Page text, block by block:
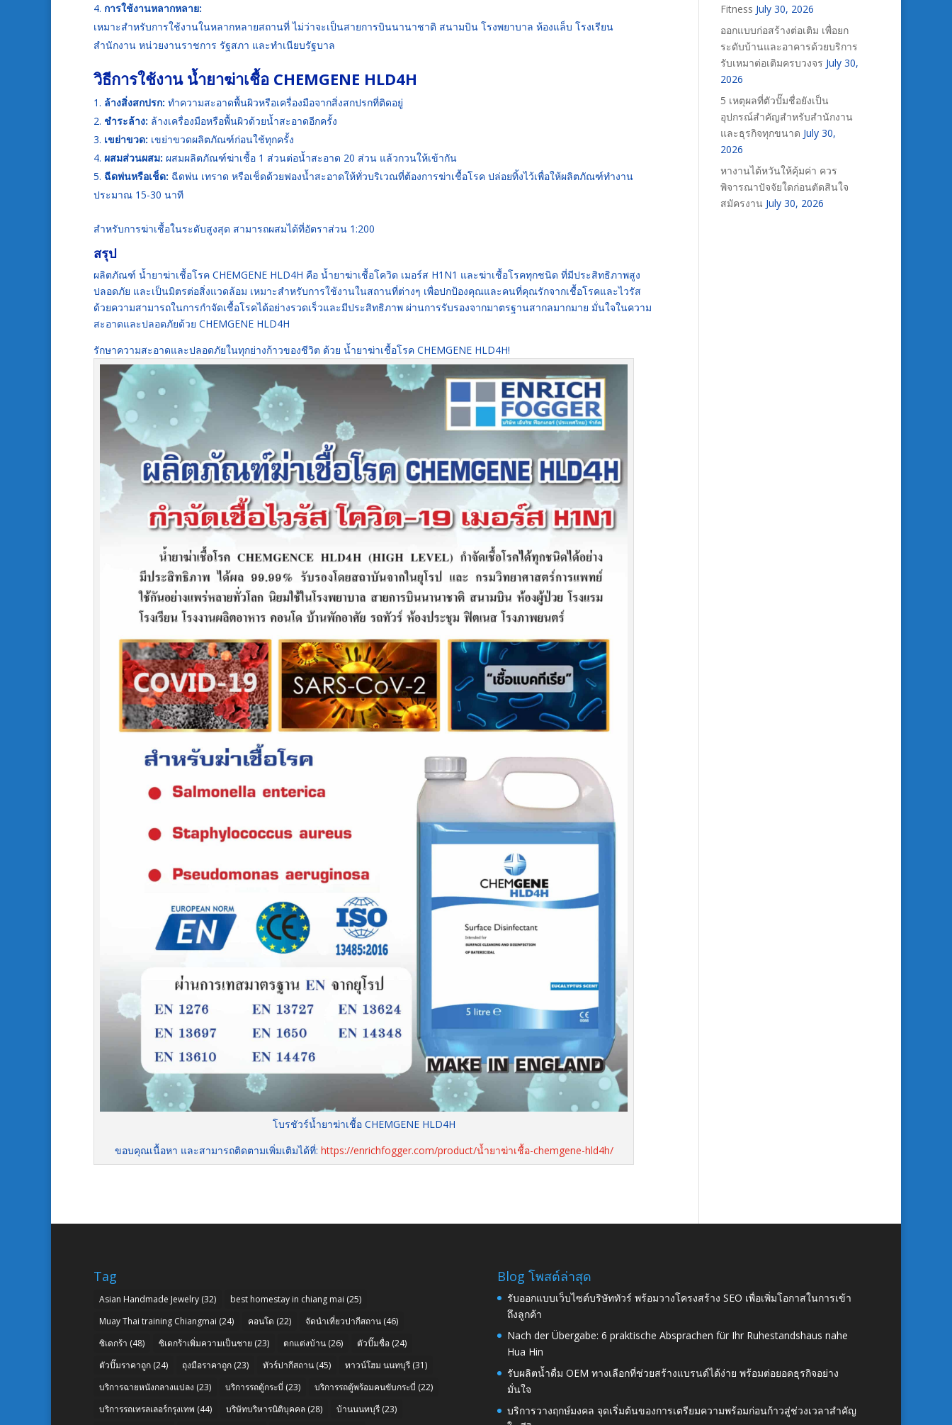
การใช้งานหลากหลาย:
เหมาะสำหรับการใช้งานในหลากหลายสถานที่ ไม่ว่าจะเป็นสายการบินนานาชาติ สนามบิน โรงพยาบาล ห้องแล็บ โรงเรียน
สำนักงาน หน่วยงานราชการ รัฐสภา และทำเนียบรัฐบาล
วิธีการใช้งาน น้ำยาฆ่าเชื้อ CHEMGENE HLD4H
ล้างสิ่งสกปรก: ทำความสะอาดพื้นผิวหรือเครื่องมือจากสิ่งสกปรกที่ติดอยู่
ชำระล้าง: ล้างเครื่องมือหรือพื้นผิวด้วยน้ำสะอาดอีกครั้ง
เขย่าขวด: เขย่าขวดผลิตภัณฑ์ก่อนใช้ทุกครั้ง
ผสมส่วนผสม: ผสมผลิตภัณฑ์ฆ่าเชื้อ 1 ส่วนต่อน้ำสะอาด 20 ส่วน แล้วกวนให้เข้ากัน
ฉีดพ่นหรือเช็ด: ฉีดพ่น เทราด หรือเช็ดด้วยฟองน้ำสะอาดให้ทั่วบริเวณที่ต้องการฆ่าเชื้อโรค ปล่อยทิ้งไว้เพื่อให้ผลิตภัณฑ์ทำงาน
ประมาณ 15-30 นาที
สำหรับการฆ่าเชื้อในระดับสูงสุด สามารถผสมได้ที่อัตราส่วน 1:200
สรุป
ผลิตภัณฑ์ น้ำยาฆ่าเชื้อโรค CHEMGENE HLD4H คือ น้ำยาฆ่าเชื้อโควิด เมอร์ส H1N1 และฆ่าเชื้อโรคทุกชนิด ที่มีประสิทธิภาพสูง
ปลอดภัย และเป็นมิตรต่อสิ่งแวดล้อม เหมาะสำหรับการใช้งานในสถานที่ต่างๆ เพื่อปกป้องคุณและคนที่คุณรักจากเชื้อโรคและไวรัส
ด้วยความสามารถในการกำจัดเชื้อโรคได้อย่างรวดเร็วและมีประสิทธิภาพ ผ่านการรับรองจากมาตรฐานสากลมากมาย มั่นใจในความ
สะอาดและปลอดภัยด้วย CHEMGENE HLD4H
รักษาความสะอาดและปลอดภัยในทุกย่างก้าวของชีวิต ด้วย น้ำยาฆ่าเชื้อโรค CHEMGENE HLD4H!
โบรชัวร์น้ำยาฆ่าเชื้อ CHEMGENE HLD4H
ขอบคุณเนื้อหา และสามารถติดตามเพิ่มเติมได้ที่: https://enrichfogger.com/product/น้ำยาฆ่าเชื้อ-chemgene-hld4h/
Fitness July 30, 2026
ออกแบบก่อสร้างต่อเติม เพื่อยก
ระดับบ้านและอาคารด้วยบริการ
รับเหมาต่อเติมครบวงจร July 30,
2026
5 เหตุผลที่ตัวปั๊มชื่อยังเป็น
อุปกรณ์สำคัญสำหรับสำนักงาน
และธุรกิจทุกขนาด July 30,
2026
หางานไต้หวันให้คุ้มค่า ควร
พิจารณาปัจจัยใดก่อนตัดสินใจ
สมัครงาน July 30, 2026
Tag
Asian Handmade Jewelry (32) best homestay in chiang mai (25)
Muay Thai training Chiangmai (24) คอนโด (22) จัดนำเที่ยวปากีสถาน (46)
ซิเดกร้า (48) ซิเดกร้าเพิ่มความเป็นชาย (23) ตกแต่งบ้าน (26) ตัวปั๊มชื่อ (24)
ตัวปั๊มราคาถูก (24) ถุงมือราคาถูก (23) ทัวร์ปากีสถาน (45) ทาวน์โฮม นนทบุรี (31)
บริการฉายหนังกลางแปลง (23) บริการรถตู้กระบี่ (23) บริการรถตู้พร้อมคนขับกระบี่ (22)
บริการรถเทรลเลอร์กรุงเทพ (44) บริษัทบริหารนิติบุคคล (28) บ้านนนทบุรี (23)
Blog โพสต์ล่าสุด
รับออกแบบเว็บไซต์บริษัททัวร์ พร้อมวางโครงสร้าง SEO เพื่อเพิ่มโอกาสในการเข้า
ถึงลูกค้า
Nach der Übergabe: 6 praktische Absprachen für Ihr Ruhestandshaus nahe
Hua Hin
รับผลิตน้ำดื่ม OEM ทางเลือกที่ช่วยสร้างแบรนด์ได้ง่าย พร้อมต่อยอดธุรกิจอย่าง
มั่นใจ
บริการวางฤกษ์มงคล จุดเริ่มต้นของการเตรียมความพร้อมก่อนก้าวสู่ช่วงเวลาสำคัญ